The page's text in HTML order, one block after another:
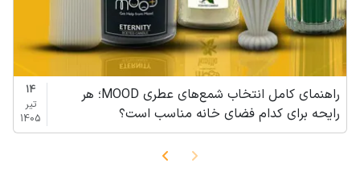
راهنمای کامل انتخاب شمع‌های عطری MOOD؛ هر
رایحه برای کدام فضای خانه مناسب است؟
14
تیر
1405